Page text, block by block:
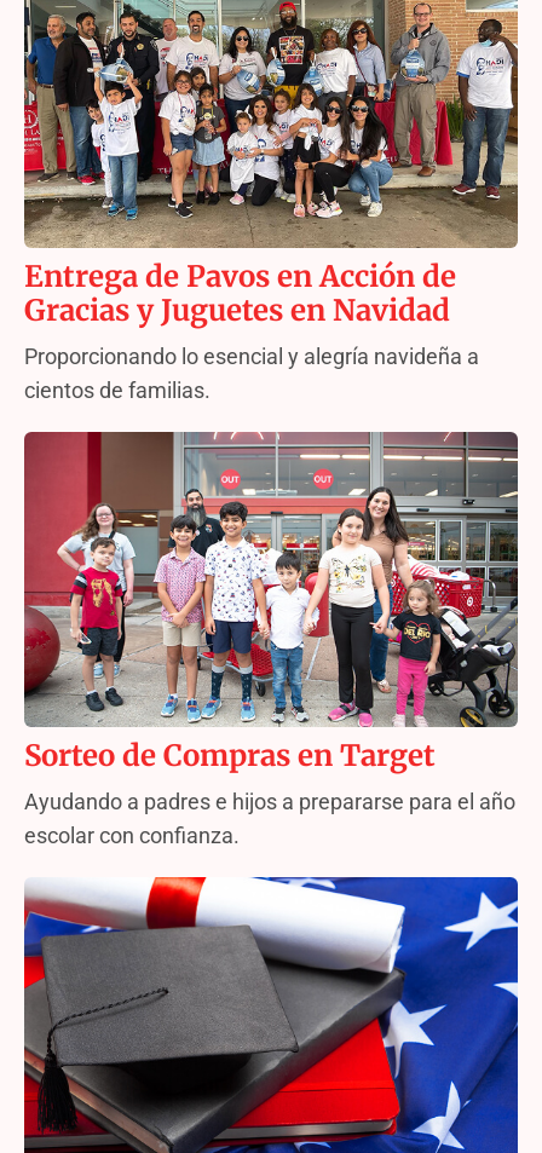
Entrega de Pavos en Acción de
Gracias y Juguetes en Navidad
Proporcionando lo esencial y alegría navideña a
cientos de familias.
Sorteo de Compras en Target
Ayudando a padres e hijos a prepararse para el año
escolar con confianza.